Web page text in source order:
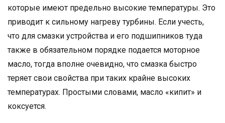
которые имеют предельно высокие температуры. Это
приводит к сильному нагреву турбины. Если учесть,
что для смазки устройства и его подшипников туда
также в обязательном порядке подается моторное
масло, тогда вполне очевидно, что смазка быстро
теряет свои свойства при таких крайне высоких
температурах. Простыми словами, масло «кипит» и
коксуется.